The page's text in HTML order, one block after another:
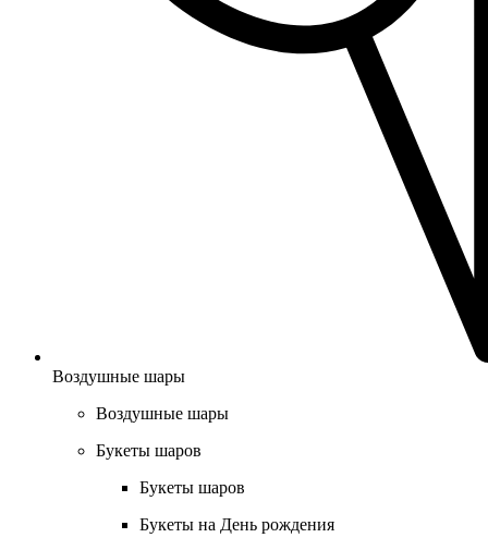
Воздушные шары
Воздушные шары
Букеты шаров
Букеты шаров
Букеты на День рождения